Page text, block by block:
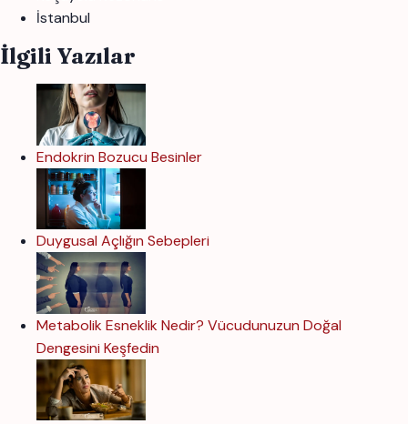
İstanbul
İlgili Yazılar
Endokrin Bozucu Besinler
Duygusal Açlığın Sebepleri
Metabolik Esneklik Nedir? Vücudunuzun Doğal
Dengesini Keşfedin